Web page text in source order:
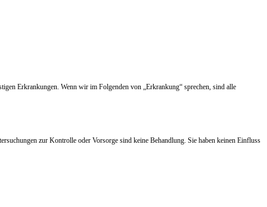
Erkrankungen. Wenn wir im Folgenden von „Erkrankung“ sprechen, sind alle
zur Kontrolle oder Vorsorge sind keine Behandlung. Sie haben keinen Einfluss